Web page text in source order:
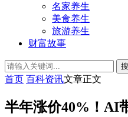
名家养生
美食养生
旅游养生
财富故事
首页 百科资讯文章正文
半年涨价40%！AI